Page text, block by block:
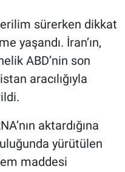
sürerken dikkat
yaşandı. İran’ın,
ABD’nin son
aracılığıyla
aktardığına
yürütülen
maddesi